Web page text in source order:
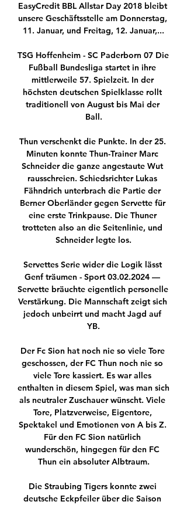
EasyCredit BBL Allstar Day 2018 bleibt
unsere Geschäftsstelle am Donnerstag,
11. Januar, und Freitag, 12. Januar,...
TSG Hoffenheim - SC Paderborn 07 Die
Fußball Bundesliga startet in ihre
mittlerweile 57. Spielzeit. In der
höchsten deutschen Spielklasse rollt
traditionell von August bis Mai der
Ball.
Thun verschenkt die Punkte. In der 25.
Minuten konnte Thun-Trainer Marc
Schneider die ganze angestaute Wut
rausschreien. Schiedsrichter Lukas
Fähndrich unterbrach die Partie der
Berner Oberländer gegen Servette für
eine erste Trinkpause. Die Thuner
trotteten also an die Seitenlinie, und
Schneider legte los.
Servettes Serie wider die Logik lässt
Genf träumen - Sport 03.02.2024 —
Servette bräuchte eigentlich personelle
Verstärkung. Die Mannschaft zeigt sich
jedoch unbeirrt und macht Jagd auf
YB.
Der Fc Sion hat noch nie so viele Tore
geschossen, der FC Thun noch nie so
viele Tore kassiert. Es war alles
enthalten in diesem Spiel, was man sich
als neutraler Zuschauer wünscht. Viele
Tore, Platzverweise, Eigentore,
Spektakel und Emotionen von A bis Z.
Für den FC Sion natürlich
wunderschön, hingegen für den FC
Thun ein absoluter Albtraum.
Die Straubing Tigers konnte zwei
deutsche Eckpfeiler über die Saison